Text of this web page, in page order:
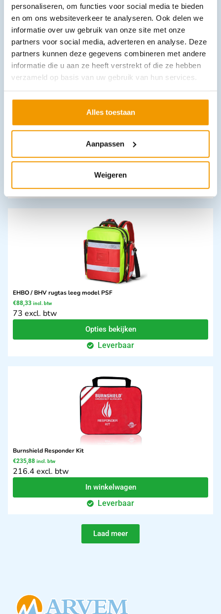
personaliseren, om functies voor social media te bieden
en om ons websiteverkeer te analyseren. Ook delen we
informatie over uw gebruik van onze site met onze
partners voor social media, adverteren en analyse. Deze
partners kunnen deze gegevens combineren met andere
informatie die u aan ze heeft verstrekt of die ze hebben
verzameld op basis van uw gebruik van hun services.
Alles toestaan
Aanpassen
Weigeren
In winkelwagen
Leverbaar
8.03 excl. btw
In winkelwagen
Leverbaar
EHBO / BHV rugtas leeg model PSF
€88,33 incl. btw
73 excl. btw
Opties bekijken
Leverbaar
Burnshield Responder Kit
€235,88 incl. btw
216.4 excl. btw
In winkelwagen
Leverbaar
Laad meer